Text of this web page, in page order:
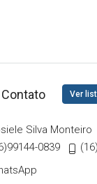
Ver
Silva Monteiro
0839